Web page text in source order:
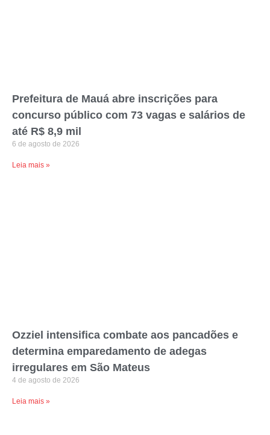
Prefeitura de Mauá abre inscrições para
concurso público com 73 vagas e salários de
até R$ 8,9 mil
6 de agosto de 2026
Leia mais »
Ozziel intensifica combate aos pancadões e
determina emparedamento de adegas
irregulares em São Mateus
4 de agosto de 2026
Leia mais »